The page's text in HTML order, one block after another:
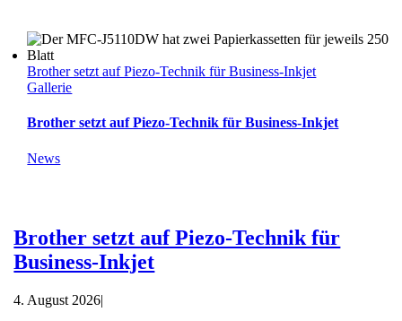
Brother setzt auf Piezo-Technik für Business-Inkjet
Gallerie
Brother setzt auf Piezo-Technik für Business-Inkjet
News
Brother setzt auf Piezo-Technik für
Business-Inkjet
4. August 2026|